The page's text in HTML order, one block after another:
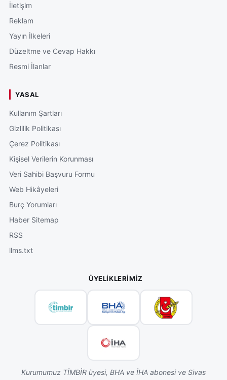
İletişim
Reklam
Yayın İlkeleri
Düzeltme ve Cevap Hakkı
Resmi İlanlar
YASAL
Kullanım Şartları
Gizlilik Politikası
Çerez Politikası
Kişisel Verilerin Korunması
Veri Sahibi Başvuru Formu
Web Hikâyeleri
Burç Yorumları
Haber Sitemap
RSS
llms.txt
ÜYELIKLERIMIZ
Kurumumuz TİMBİR üyesi, BHA ve İHA abonesi ve Sivas